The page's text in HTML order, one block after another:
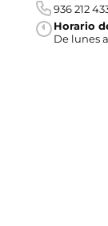
936 212
Horario
De lunes